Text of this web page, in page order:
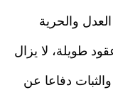
والحرية
طويلة، لا يزال
دفاعا عن